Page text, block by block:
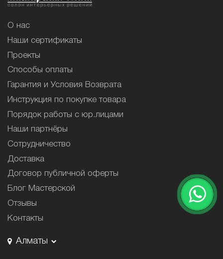
О нас
Наши сертификаты
Проекты
Способы оплаты
Гарантия и Условия Возврата
Инструкция по покупке товара
Порядок работы с юр.лицами
Наши партнёры
Сотрудничество
Доставка
Договор публичной оферты
Блог Мастерской
Отзывы
Контакты
Алматы